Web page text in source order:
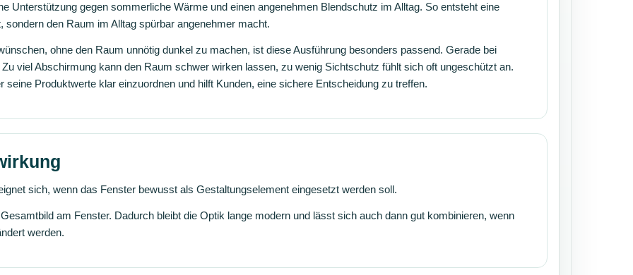
Unterstützung gegen sommerliche Wärme und einen angenehmen Blendschutz im Alltag. So entsteht eine
den Raum im Alltag spürbar angenehmer macht.
ohne den Raum unnötig dunkel zu machen, ist diese Ausführung besonders passend. Gerade bei
viel Abschirmung kann den Raum schwer wirken lassen, zu wenig Sichtschutz fühlt sich oft ungeschützt an.
seine Produktwerte klar einzuordnen und hilft Kunden, eine sichere Entscheidung zu treffen.
sich, wenn das Fenster bewusst als Gestaltungselement eingesetzt werden soll.
am Fenster. Dadurch bleibt die Optik lange modern und lässt sich auch dann gut kombinieren, wenn
werden.